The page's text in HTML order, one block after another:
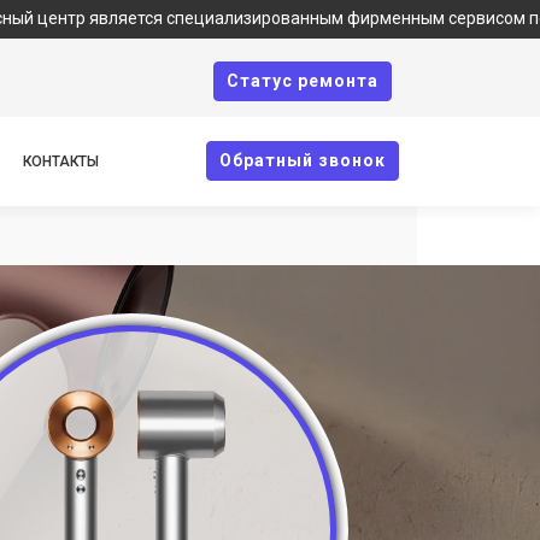
является специализированным фирменным сервисом по
Cтатус ремонта
КОНТАКТЫ Oбратный звонок